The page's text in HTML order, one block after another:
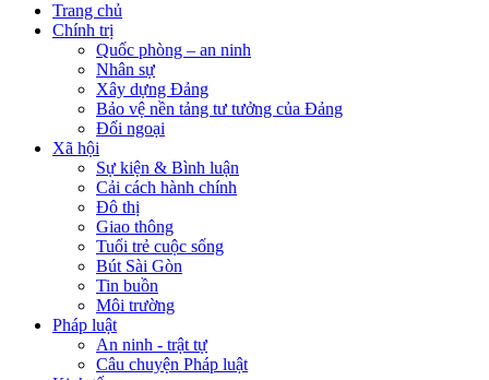
Trang chủ
Chính trị
Quốc phòng – an ninh
Nhân sự
Xây dựng Đảng
Bảo vệ nền tảng tư tưởng của Đảng
Đối ngoại
Xã hội
Sự kiện & Bình luận
Cải cách hành chính
Đô thị
Giao thông
Tuổi trẻ cuộc sống
Bút Sài Gòn
Tin buồn
Môi trường
Pháp luật
An ninh - trật tự
Câu chuyện Pháp luật